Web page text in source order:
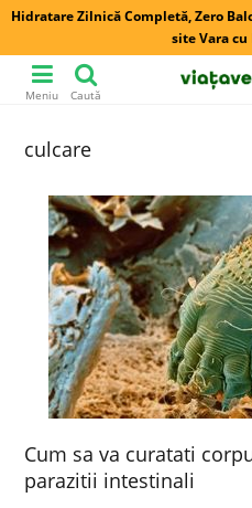
Hidratare Zilnică Completă, Zero
site Vara cu
Meniu Caută
culcare
Cum sa va curatati
parazitii intestinali